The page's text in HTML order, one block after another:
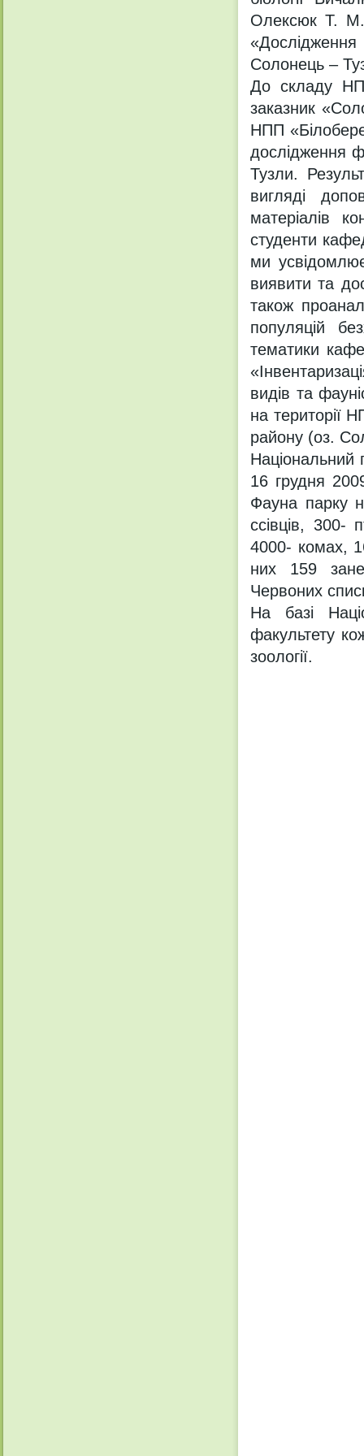
Олексюк Т.
Солонець –
До складу
заказник
НПП
дослідження
Тузли.
вигляді
матеріалів
студенти
ми
виявити та
також
популяцій
тематики
видів та
на території
району (оз.
Національний
16 грудня
Фауна парку
ссівців, 300-
4000- комах,
них 159
Червоних
На базі
факультету
зоології.